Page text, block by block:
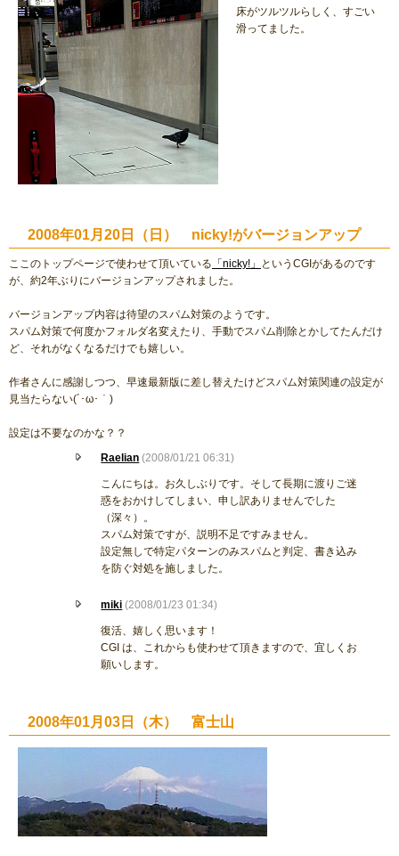
床がツルツルらしく、すごい
滑ってました。
2008年01月20日（日） nicky!がバージョンアップ
ここのトップページで使わせて頂いている 「nicky!」
というCGIがあるのです
が、約2年ぶりにバージョンアップされました。
バージョンアップ内容は待望のスパム対策のようです。
スパム対策で何度かフォルダ名変えたり、手動でスパム削除とかしてたんだけ
ど、それがなくなるだけでも嬉しい。
作者さんに感謝しつつ、早速最新版に差し替えたけどスパム対策関連の設定が
見当たらない(´･ω･｀)
設定は不要なのかな？？
Raelian (2008/01/21 06:31)
こんにちは。お久しぶりです。そして長期に渡りご迷
惑をおかけしてしまい、申し訳ありませんでした
（深々）。
スパム対策ですが、説明不足ですみません。
設定無しで特定パターンのみスパムと判定、書き込み
を防ぐ対処を施しました。
miki (2008/01/23 01:34)
復活、嬉しく思います！
CGI は、これからも使わせて頂きますので、宜しくお
願いします。
2008年01月03日（木） 富士山